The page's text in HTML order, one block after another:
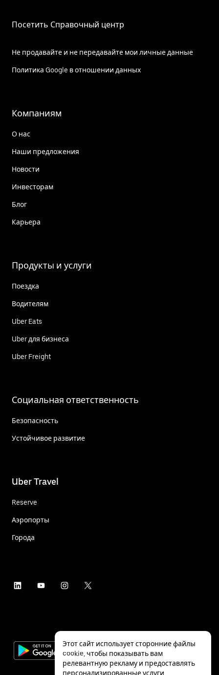
Посетить Справочный центр
Не продавайте и не передавайте мои личные данные
Политика Google в отношении данных
Компаниям
О нас
Наши предложения
Новости
Инвесторам
Блог
Карьера
Продукты и услуги
Поездка
Водителям
Uber Eats
Uber для бизнеса
Uber Freight
Социальная ответственность
Безопасность
Устойчивое развитие
Uber Travel
Reserve
Аэропорты
Города
Этот сайт использует сторонние файлы
cookie, чтобы показывать вам
релевантную рекламу и предоставлять
персонализированные услуги,